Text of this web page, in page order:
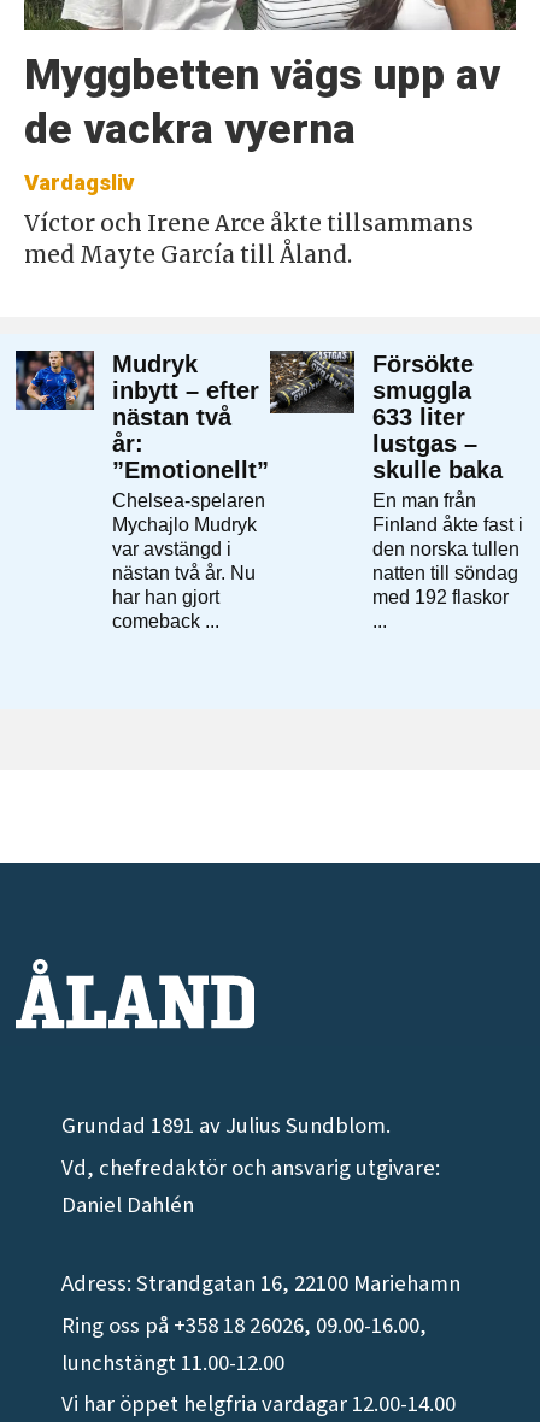
Myggbetten vägs upp av
de vackra vyerna
Vardagsliv
Víctor och Irene Arce åkte tillsammans
med Mayte García till Åland.
Grundad 1891 av Julius Sundblom.
Vd, chefredaktör och ansvarig utgivare:
Daniel Dahlén
Adress: Strandgatan 16, 22100 Mariehamn
Ring oss på +358 18 26026, 09.00-16.00,
lunchstängt 11.00-12.00
Vi har öppet helgfria vardagar 12.00-14.00